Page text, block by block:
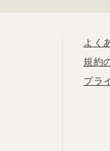
よく
規約
プラ